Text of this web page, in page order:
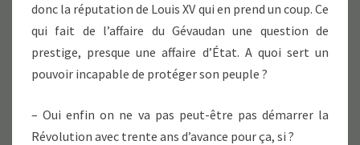
donc la réputation de Louis XV qui en prend un coup. Ce
qui fait de l’affaire du Gévaudan une question de
prestige, presque une affaire d’État. A quoi sert un
pouvoir incapable de protéger son peuple ?
– Oui enfin on ne va pas peut-être pas démarrer la
Révolution avec trente ans d’avance pour ça, si ?